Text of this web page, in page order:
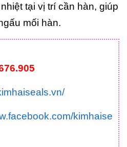
tại vị trí cần hàn, giúp
mối hàn.
kimhaise